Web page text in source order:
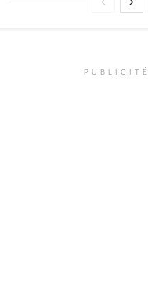
PUBLICITÉ